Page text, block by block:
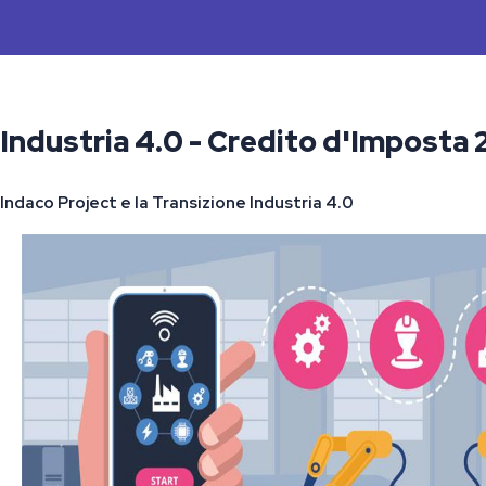
Industria 4.0 - Credito d'Imposta
Indaco Project e la Transizione Industria 4.0